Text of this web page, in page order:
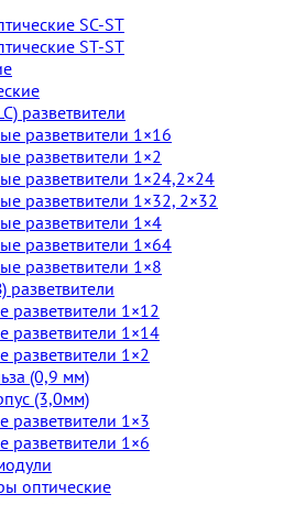
SC-ST
ST-ST
разветвители
разветвители 1×16
разветвители 1×2
разветвители 1×24,2×24
разветвители 1×32, 2×32
разветвители 1×4
разветвители 1×64
разветвители 1×8
разветвители
разветвители 1×12
разветвители 1×14
разветвители 1×2
(0,9 мм)
(3,0мм)
разветвители 1×3
разветвители 1×6
оптические